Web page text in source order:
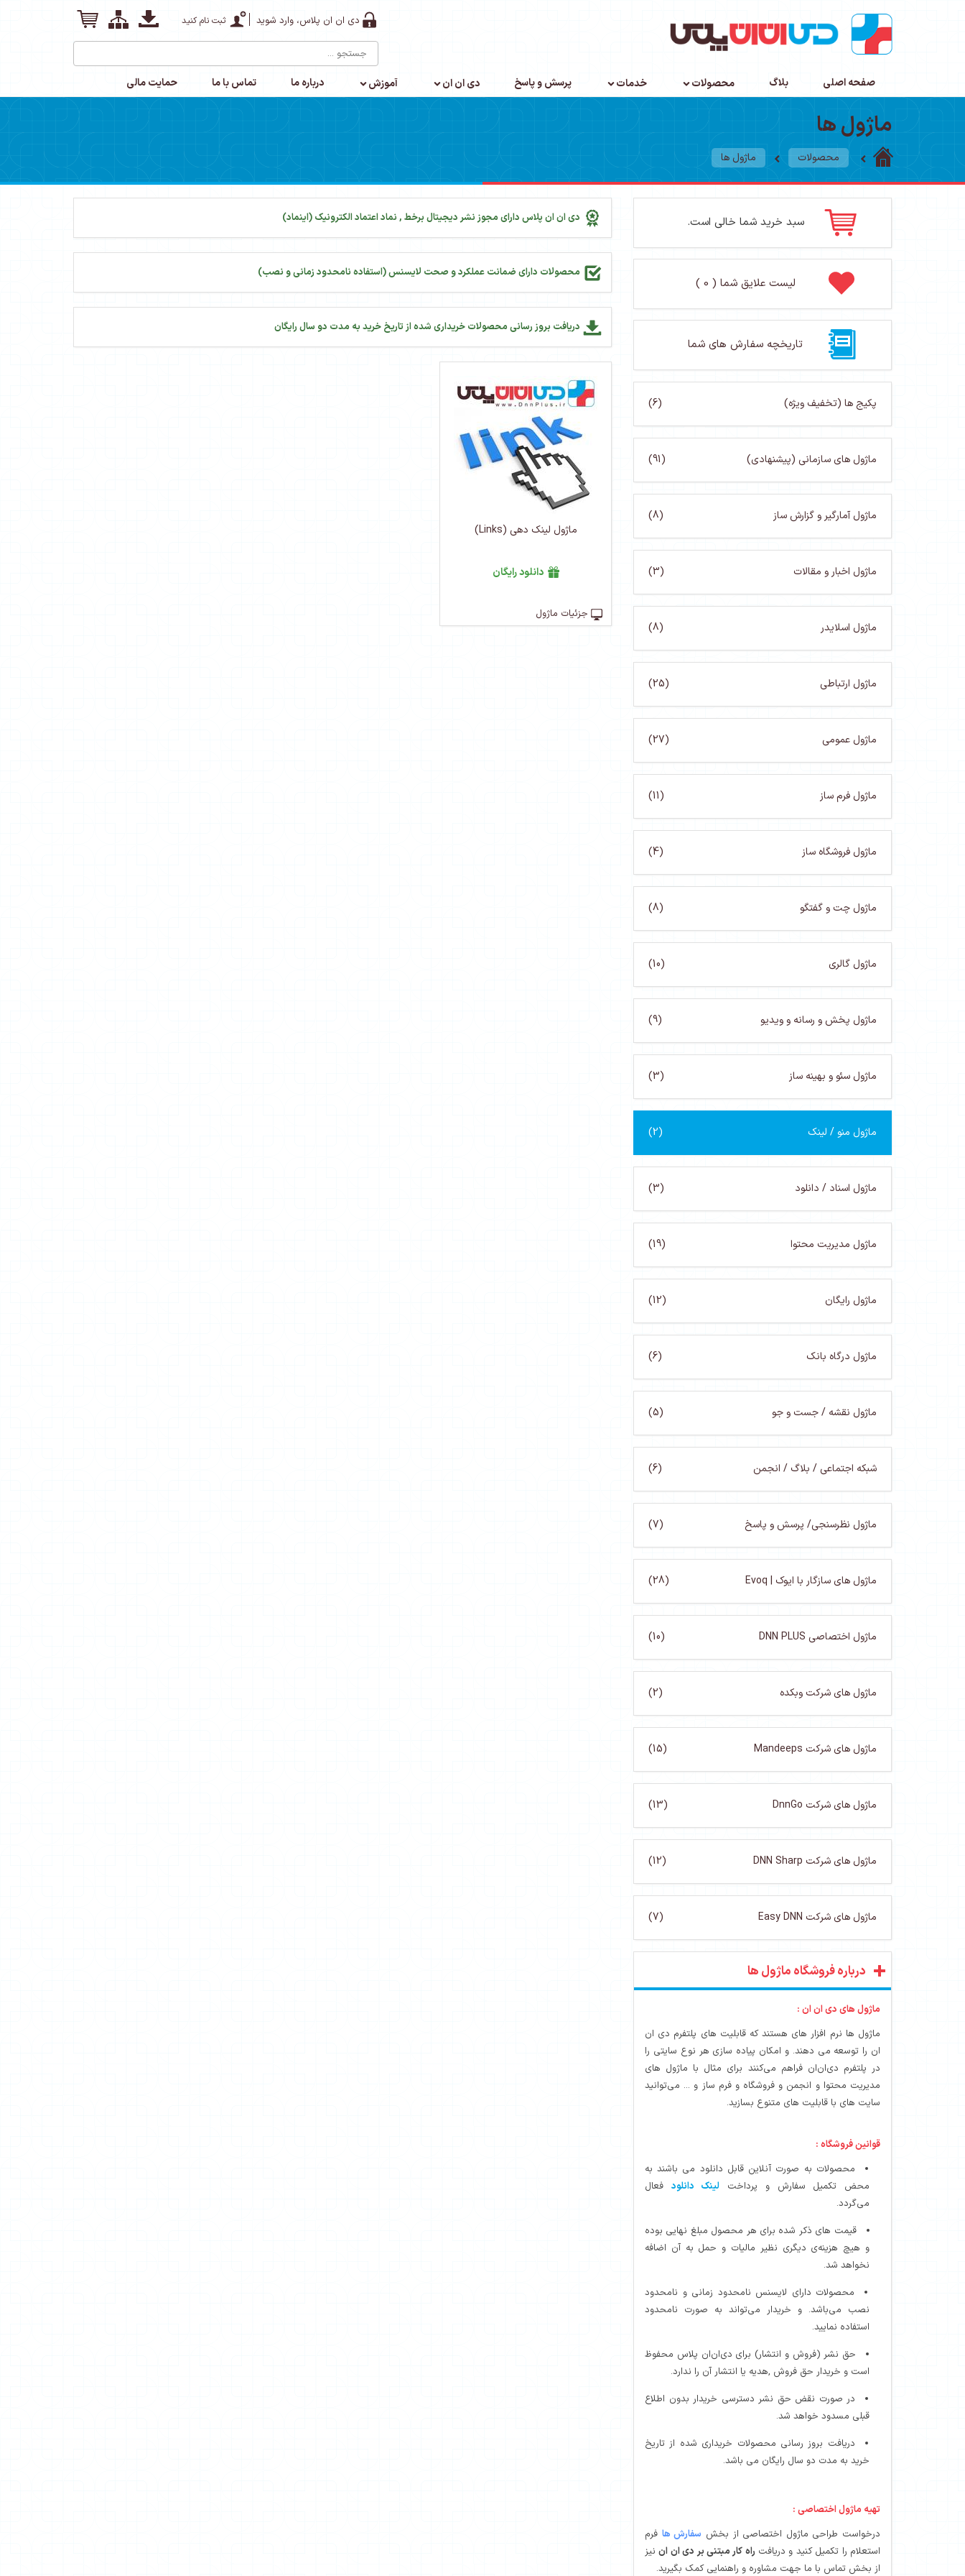
دی ان ان پلاس، وارد شوید ثبت نام کنید
صفحه اصلی بلاگ محصولات خدمات پرسش و پاسخ دی ان ان آموزش درباره ما تماس با ما حمایت مالی
ماژول ها
محصولات ماژول ها
سبد خرید شما خالی است.
لیست علایق شما ( 0 )
تاریخچه سفارش های شما
پکیج ها (تخفیف ویژه) (6)
ماژول های سازمانی (پیشنهادی) (91)
ماژول آمارگیر و گزارش ساز (8)
ماژول اخبار و مقالات (3)
ماژول اسلایدر (8)
ماژول ارتباطی (25)
ماژول عمومی (27)
ماژول فرم ساز (11)
ماژول فروشگاه ساز (4)
ماژول چت و گفتگو (8)
ماژول گالری (10)
ماژول پخش و رسانه و ویدیو (9)
ماژول سئو و بهینه ساز (3)
ماژول منو / لینک (2)
ماژول اسناد / دانلود (3)
ماژول مدیریت محتوا (19)
ماژول رایگان (12)
ماژول درگاه بانک (6)
ماژول نقشه / جست و جو (5)
شبکه اجتماعی / بلاگ / انجمن (6)
ماژول نظرسنجی/ پرسش و پاسخ (7)
ماژول های سازگار با ایوک | Evoq (28)
ماژول اختصاصی DNN PLUS (10)
ماژول های شرکت وبکده (2)
ماژول های شرکت Mandeeps (15)
ماژول های شرکت DnnGo (13)
ماژول های شرکت DNN Sharp (12)
ماژول های شرکت Easy DNN (7)
درباره فروشگاه ماژول ها
ماژول های دی ان ان :
ماژول ها نرم افزار های هستند که قابلیت های پلتفرم دی ان
ان را توسعه می دهند. و امکان پیاده سازی هر نوع سایتی را
در پلتفرم دی‌ان‌ان فراهم می‌کنند برای مثال با ماژول های
مدیریت محتوا و انجمن و فروشگاه و فرم ساز و ... می‌توانید
سایت های با قابلیت های متنوع بسازید.
قوانین فروشگاه :
محصولات به صورت آنلاین قابل دانلود می باشند به
محض تکمیل سفارش و پرداخت لینک دانلود فعال
می‌گردد.
قیمت های ذکر شده برای هر محصول مبلغ نهایی بوده
و هیچ هزینه‌ی دیگری نظیر مالیات و حمل به آن اضافه
نخواهد شد.
محصولات دارای لایسنس نامحدود زمانی و نامحدود
نصب می‌باشد. و خریدار می‌تواند به صورت نامحدود
استفاده نمایید.
حق نشر (فروش و انتشار) برای دی‌ان‌ان پلاس محفوظ
است و خریدار حق فروش ,هدیه یا انتشار آن را ندارد.
در صورت نقض حق نشر دسترسی خریدار بدون اطلاع
قبلی مسدود خواهد شد.
دریافت بروز رسانی محصولات خریداری شده از تاریخ
خرید به مدت دو سال رایگان می باشد.
تهیه ماژول اختصاصی :
درخواست طراحی ماژول اختصاصی از بخش سفارش ها فرم
استعلام را تکمیل کنید و دریافت راه کار مبتنی بر دی ان اننیز
از بخش تماس با ما جهت مشاوره و راهنمایی کمک بگیرید.
دی ان ان پلاس دارای مجوز نشر دیجیتال برخط , نماد اعتماد الکترونیک (اینماد)
محصولات دارای ضمانت عملکرد و صحت لایسنس (استفاده نامحدود زمانی و نصب)
دریافت بروز رسانی محصولات خریداری شده از تاریخ خرید به مدت دو سال رایگان
ماژول لینک دهی (Links)
دانلود رایگان
جزئیات ماژول